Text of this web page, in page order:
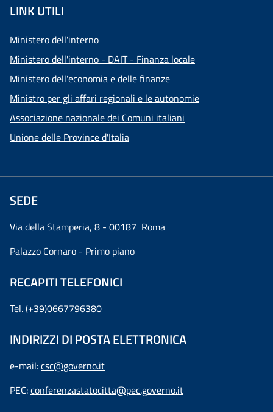
LINK UTILI
Ministero dell'interno
Ministero dell'interno - DAIT - Finanza locale
Ministero dell'economia e delle finanze
Ministro per gli affari regionali e le autonomie
Associazione nazionale dei Comuni italiani
Unione delle Province d'Italia
SEDE
Via della Stamperia, 8 - 00187 Roma
Palazzo Cornaro - Primo piano
RECAPITI TELEFONICI
Tel. (+39)0667796380
INDIRIZZI DI POSTA ELETTRONICA
e-mail:csc@governo.it
PEC:conferenzastatocitta@pec.governo.it